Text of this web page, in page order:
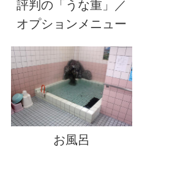
評判の「うな重」／
オプションメニュー
お風呂